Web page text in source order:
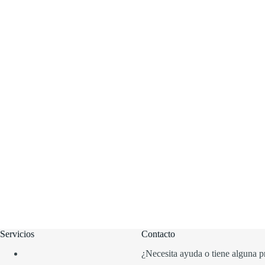
Servicios
Contacto
¿Necesita ayuda o tiene alguna